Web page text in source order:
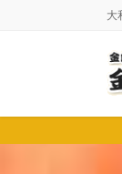
に
移
ョ
ン
大